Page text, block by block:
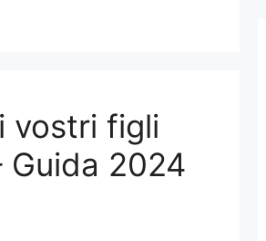
vostri figli
2024